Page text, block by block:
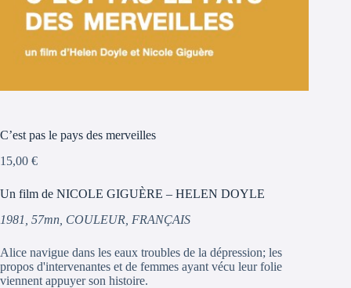
C’est pas le pays des merveilles
15,00 €
Un film de NICOLE GIGUÈRE – HELEN DOYLE
1981, 57mn, COULEUR, FRANÇAIS
Alice navigue dans les eaux troubles de la dépression; les
propos d'intervenantes et de femmes ayant vécu leur folie
viennent appuyer son histoire.